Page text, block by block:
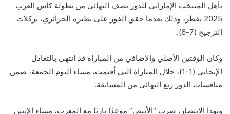
تأهل المنتخب الإماراتي للدور نصف النهائي من بطولة كأس العرب
2025 بقطر، وذلك بعدما حقق الفوز على نظيره الجزائري، بركلات
الترجيح (7-6).
وكان الوقتين الأصلي والإضافي من المباراة قد انتهى بالتعادل
الإيجابي (1-1)، خلال المباراة التي أقيمت، مساء اليوم الجمعة، ضمن
منافسات الدور ربع النهائي من المسابقة.
وبهذا الانتصار، ضرب “الأبيض” موعدًا ناريًا مع المغرب، مساء الإثنين